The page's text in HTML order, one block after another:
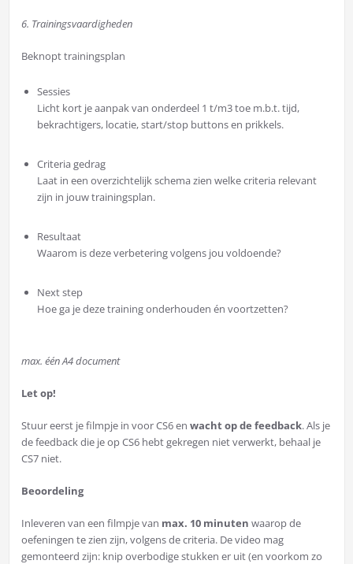
6. Trainingsvaardigheden
Beknopt trainingsplan
Sessies
Licht kort je aanpak van onderdeel 1 t/m3 toe m.b.t. tijd,
bekrachtigers, locatie, start/stop buttons en prikkels.
Criteria gedrag
Laat in een overzichtelijk schema zien welke criteria relevant
zijn in jouw trainingsplan.
Resultaat
Waarom is deze verbetering volgens jou voldoende?
Next step
Hoe ga je deze training onderhouden én voortzetten?
max. één A4 document
Let op!
Stuur eerst je filmpje in voor CS6 en wacht op de feedback. Als je
de feedback die je op CS6 hebt gekregen niet verwerkt, behaal je
CS7 niet.
Beoordeling
Inleveren van een filmpje van max. 10 minuten waarop de
oefeningen te zien zijn, volgens de criteria. De video mag
gemonteerd zijn: knip overbodige stukken er uit (en voorkom zo